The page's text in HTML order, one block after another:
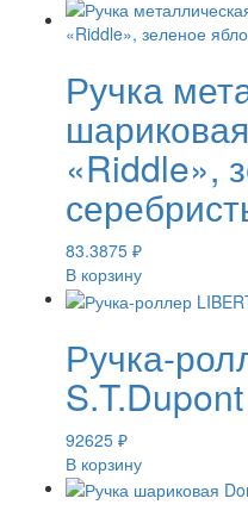
Ручка
«Riddle»,
83.3875 ₽
В корзину
Ручка-
S.T.Dupont
92625 ₽
В корзину